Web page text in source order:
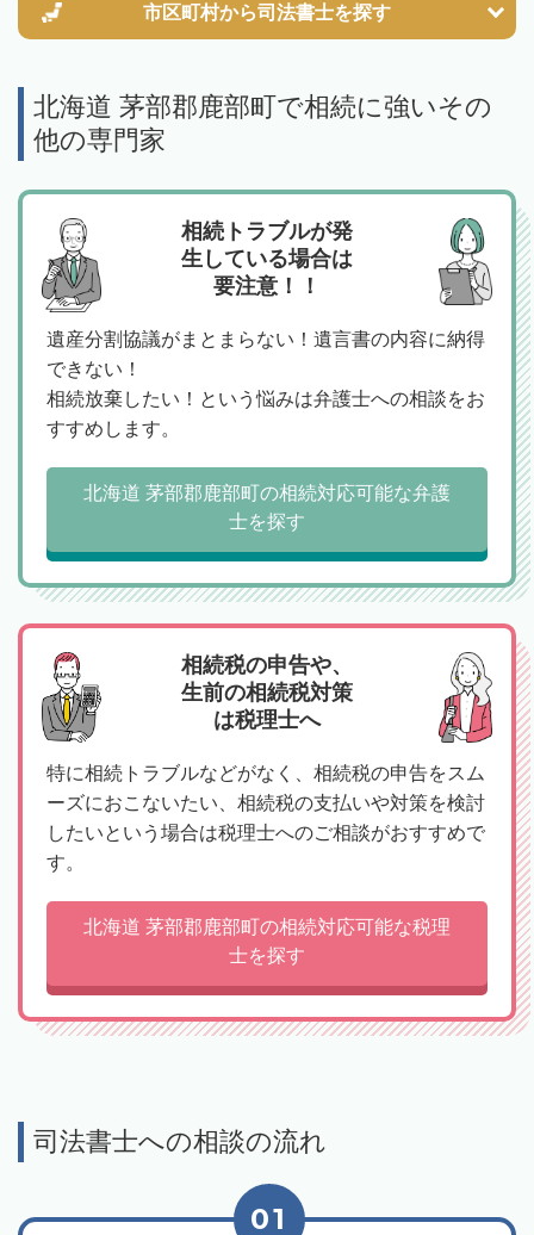
市区町村から司法書士を探す
北海道 茅部郡鹿部町で相続に強いその
他の専門家
相続トラブルが発
生している場合は
要注意！！
遺産分割協議がまとまらない！遺言書の内容に納得
できない！
相続放棄したい！という悩みは弁護士への相談をお
すすめします。
北海道 茅部郡鹿部町の相続対応可能な弁護
士を探す
相続税の申告や、
生前の相続税対策
は税理士へ
特に相続トラブルなどがなく、相続税の申告をスム
ーズにおこないたい、相続税の支払いや対策を検討
したいという場合は税理士へのご相談がおすすめで
す。
北海道 茅部郡鹿部町の相続対応可能な税理
士を探す
司法書士への相談の流れ
01